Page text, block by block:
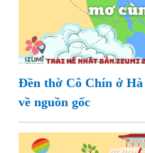
Đền thờ Cô Chín ở
về nguồn gốc